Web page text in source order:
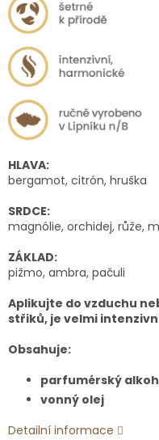
HLAVA:
bergamot, citrón, hruška
SRDCE:
magnólie, orchidej, růže,
ZÁKLAD:
pižmo, ambra, pačuli
Aplikujte do vzduchu
střiků, je velmi
Obsahuje:
parfumérský
vonný olej
Detailní informace